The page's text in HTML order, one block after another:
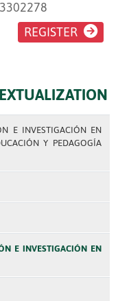
REGISTER
E INVESTIGACIÓN EN
Y PEDAGOGÍA
E INVESTIGACIÓN EN